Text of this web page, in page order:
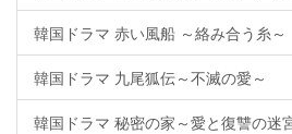
韓国ドラマ 赤い風船 ～絡み合う糸～
韓国ドラマ 九尾狐伝～不滅の愛～
韓国ドラマ 秘密の家～愛と復讐の迷